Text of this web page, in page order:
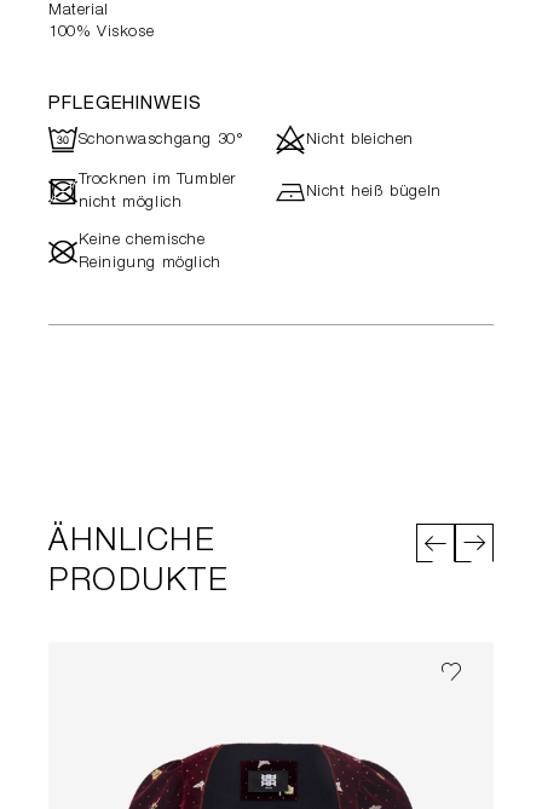
Material
100% Viskose
PFLEGEHINWEIS
RSchonwaschgang 30° dNicht bleichen
- Trocknen im Tumbler
nicht möglich
hNicht heiß bügeln
#Keine chemische
Reinigung möglich
ÄHNLICHE
PRODUKTE